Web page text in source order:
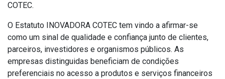
COTEC.
O Estatuto INOVADORA COTEC tem vindo a afirmar-se
como um sinal de qualidade e confiança junto de clientes,
parceiros, investidores e organismos públicos. As
empresas distinguidas beneficiam de condições
preferenciais no acesso a produtos e serviços financeiros